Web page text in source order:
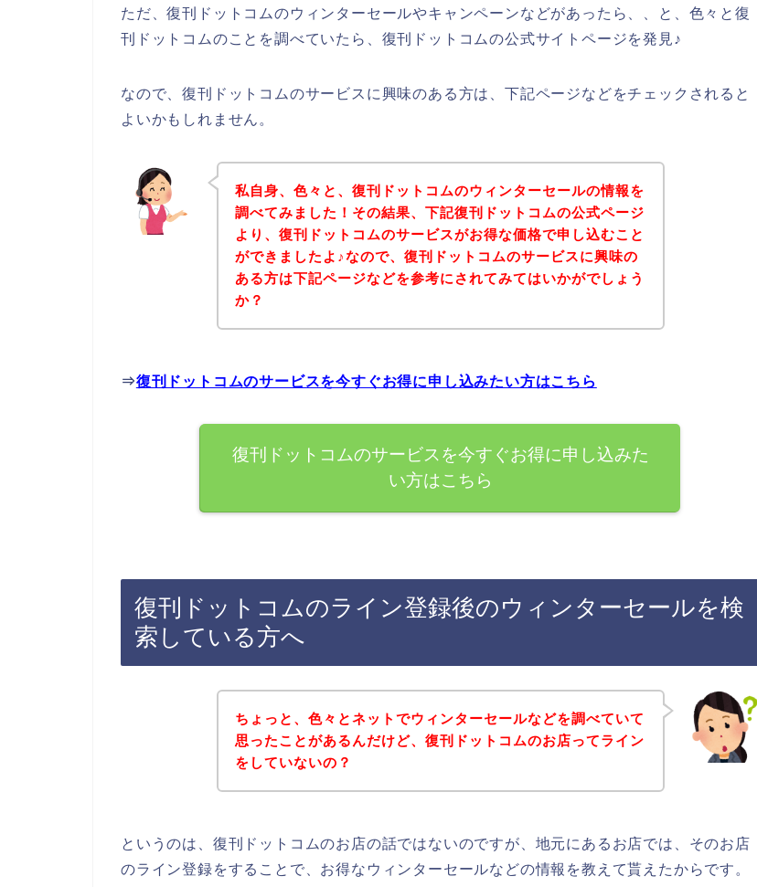
ただ、復刊ドットコムのウィンターセールやキャンペーンなどがあったら、、と、色々と復
刊ドットコムのことを調べていたら、復刊ドットコムの公式サイトページを発見♪
なので、復刊ドットコムのサービスに興味のある方は、下記ページなどをチェックされると
よいかもしれません。
私自身、色々と、復刊ドットコムのウィンターセールの情報を
調べてみました！その結果、下記復刊ドットコムの公式ページ
より、復刊ドットコムのサービスがお得な価格で申し込むこと
ができましたよ♪なので、復刊ドットコムのサービスに興味の
ある方は下記ページなどを参考にされてみてはいかがでしょう
か？
⇒復刊ドットコムのサービスを今すぐお得に申し込みたい方はこちら
復刊ドットコムのサービスを今すぐお得に申し込みた
い方はこちら
復刊ドットコムのライン登録後のウィンターセールを検
索している方へ
ちょっと、色々とネットでウィンターセールなどを調べていて
思ったことがあるんだけど、復刊ドットコムのお店ってライン
をしていないの？
というのは、復刊ドットコムのお店の話ではないのですが、地元にあるお店では、そのお店
のライン登録をすることで、お得なウィンターセールなどの情報を教えて貰えたからです。